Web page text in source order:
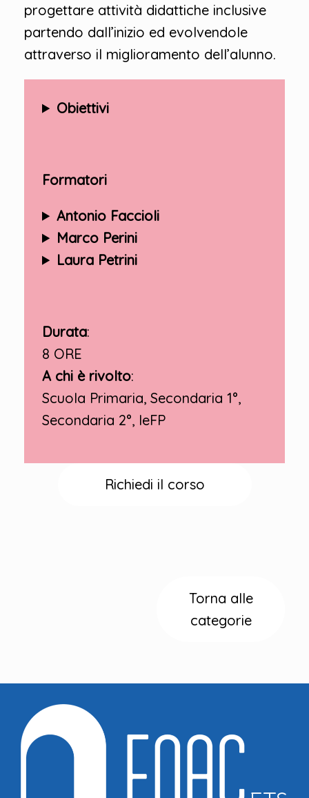
progettare attività didattiche inclusive
partendo dall’inizio ed evolvendole
attraverso il miglioramento dell’alunno.
Obiettivi
Formatori
Antonio Faccioli
Marco Perini
Laura Petrini
Durata:
8 ORE
A chi è rivolto:
Scuola Primaria, Secondaria 1°,
Secondaria 2°, IeFP
Richiedi il corso
Torna alle
categorie